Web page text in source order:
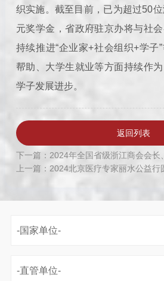
织实施。截至目前，已为超过50
元奖学金，省政府驻京办将与社
持续推进“企业家+社会组织+学子
帮助、大学生就业等方面持续作
学子发展进步。
返回列表
-国家单位-
-直管单位-